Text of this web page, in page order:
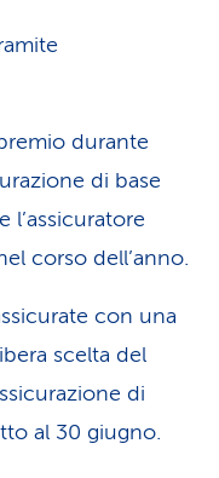
durante
di base
l’assicuratore
corso dell’anno.
con una
scelta del
di
al 30 giugno.